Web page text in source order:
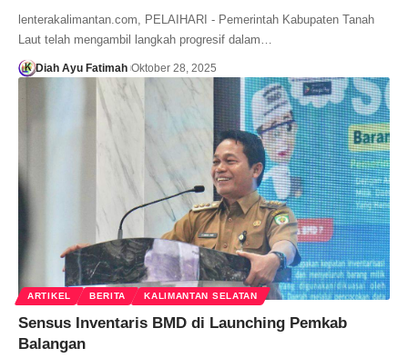
lenterakalimantan.com, PELAIHARI - ​Pemerintah Kabupaten Tanah
Laut telah mengambil langkah progresif dalam…
Diah Ayu Fatimah Oktober 28, 2025
ARTIKEL BERITA KALIMANTAN SELATAN
Sensus Inventaris BMD di Launching Pemkab
Balangan